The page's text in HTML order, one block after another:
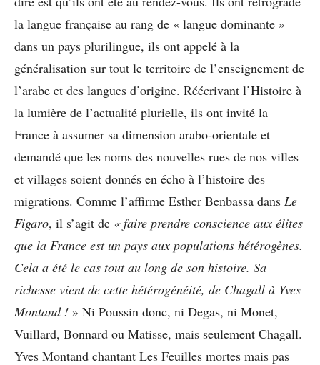
la langue française au rang de « langue dominante »
dans un pays plurilingue, ils ont appelé à la
généralisation sur tout le territoire de l’enseignement de
l’arabe et des langues d’origine. Réécrivant l’Histoire à
la lumière de l’actualité plurielle, ils ont invité la
France à assumer sa dimension arabo-orientale et
demandé que les noms des nouvelles rues de nos villes
et villages soient donnés en écho à l’histoire des
migrations. Comme l’affirme Esther Benbassa dans Le
Figaro, il s’agit de « faire prendre conscience aux élites
que la France est un pays aux populations hétérogènes.
Cela a été le cas tout au long de son histoire. Sa
richesse vient de cette hétérogénéité, de Chagall à Yves
Montand ! » Ni Poussin donc, ni Degas, ni Monet,
Vuillard, Bonnard ou Matisse, mais seulement Chagall.
Yves Montand chantant Les Feuilles mortes mais pas